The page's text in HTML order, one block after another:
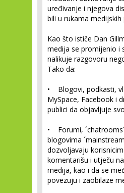
uređivanje i njegova
bili u rukama
Kao što ističe Dan
medija se promijenio i
nalikuje razgovoru
Tako da:
• Blogovi, podkasti,
MySpace, Facebook i
publici da objavljuje
• Forumi,
blogovima
dozvoljavaju
komentarišu i utječu
medija, kao i da se
povezuju i zaobilaze